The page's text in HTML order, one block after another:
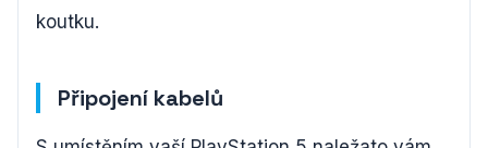
koutku.
Připojení kabelů